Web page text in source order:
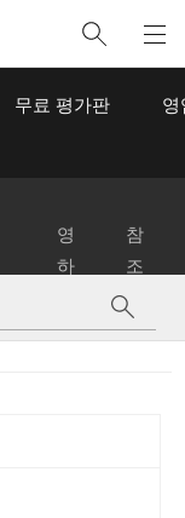
무료 평가판 영
영
하
참
조